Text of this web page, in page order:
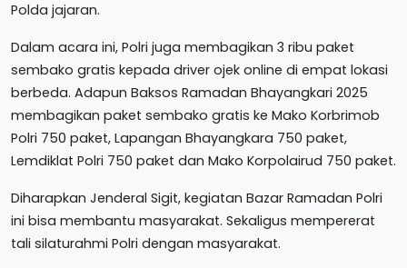
Polda jajaran.
Dalam acara ini, Polri juga membagikan 3 ribu paket
sembako gratis kepada driver ojek online di empat lokasi
berbeda. Adapun Baksos Ramadan Bhayangkari 2025
membagikan paket sembako gratis ke Mako Korbrimob
Polri 750 paket, Lapangan Bhayangkara 750 paket,
Lemdiklat Polri 750 paket dan Mako Korpolairud 750 paket.
Diharapkan Jenderal Sigit, kegiatan Bazar Ramadan Polri
ini bisa membantu masyarakat. Sekaligus mempererat
tali silaturahmi Polri dengan masyarakat.